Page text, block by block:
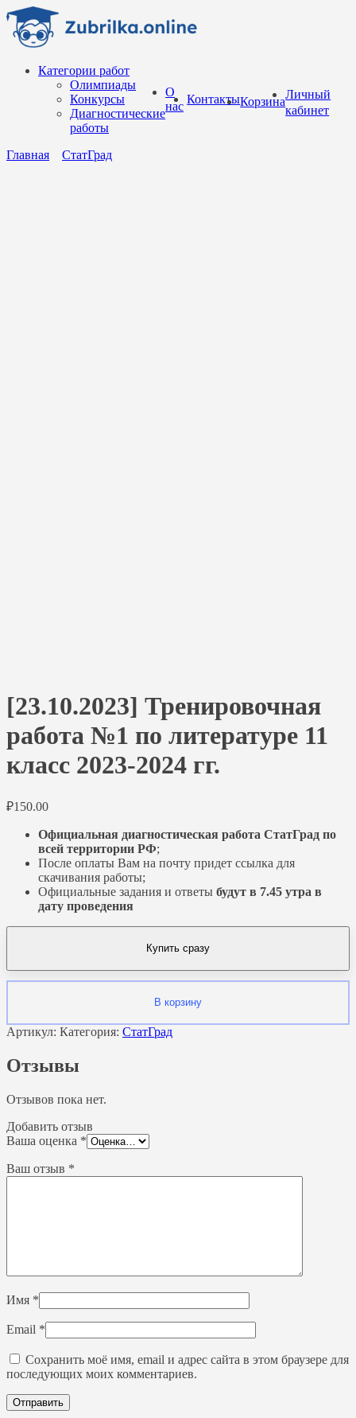
Перейти
содержанию
Категории работ
Олимпиады
Конкурсы
Диагностические
работы
О
нас
КонтактыКорзина
Личный
кабинет
Главная СтатГрад
[23.10.2023] Тренировочная
работа №1 по литературе 11
класс 2023-2024 гг.
₽150.00
Официальная диагностическая работа СтатГрад по
всей территории РФ;
После оплаты Вам на почту придет ссылка для
скачивания работы;
Официальные задания и ответы будут в 7.45 утра в
дату проведения
Купить сразу
В корзину
Артикул: Категория: СтатГрад
Отзывы
Отзывов пока нет.
Добавить отзыв
Ваша оценка *
Ваш отзыв *
Имя *
Email *
Сохранить моё имя, email и адрес сайта в этом браузере для
последующих моих комментариев.